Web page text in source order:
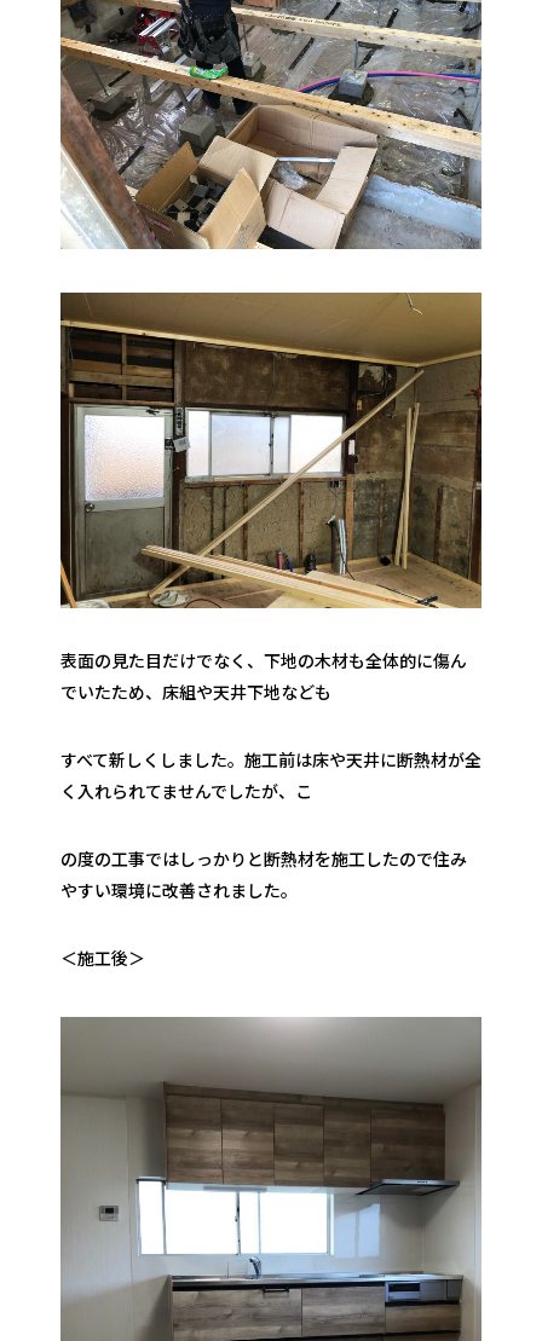
表面の見た目だけでなく、下地の木材も全体的に傷ん
でいたため、床組や天井下地なども
すべて新しくしました。施工前は床や天井に断熱材が全
く入れられてませんでしたが、こ
の度の工事ではしっかりと断熱材を施工したので住み
やすい環境に改善されました。
＜施工後＞